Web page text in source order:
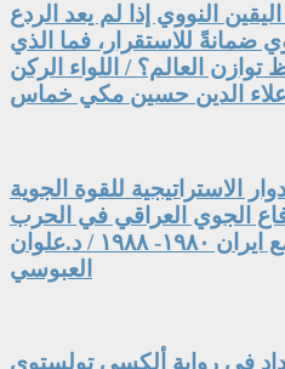
اليقين النووي إذا لم يعد الردع
ضمانةً للاستقرار، فما الذي
العالم؟ / اللواء الركن
الدين حسين مكي خماس
الاستراتيجية للقوة الجوية
الجوي العراقي في الحرب
مع ايران ١٩٨٠- ١٩٨٨ / د.علوان
العبوسي
في رواية ألكسي تولستوي